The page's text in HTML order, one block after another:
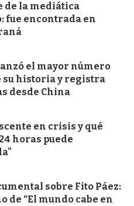
de la mediática
fue encontrada en
el mayor número
su historia y registra
desde China
en crisis y qué
horas puede
sobre Fito Páez:
de “El mundo cabe en